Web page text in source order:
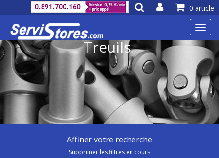
0 article
Treuils
Affiner votre recherche
Supprimer les filtres en cours